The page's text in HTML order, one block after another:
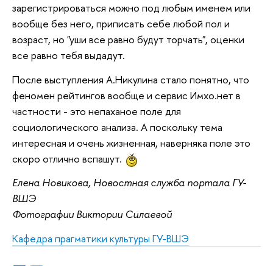
зарегистрироваться можно под любым именем или
вообще без него, приписать себе любой пол и
возраст, но "уши все равно будут торчать", оценки
все равно тебя выдадут.
После выступления А.Никулина стало понятно, что
феномен рейтингов вообще и сервис Имхо.нет в
частности - это непаханое поле для
социологического анализа. А поскольку тема
интересная и очень жизненная, наверняка поле это
скоро отлично вспашут.
Елена Новикова, Новостная служба портала ГУ-
ВШЭ
Фотографии Виктории Силаевой
Кафедра прагматики культуры ГУ-ВШЭ